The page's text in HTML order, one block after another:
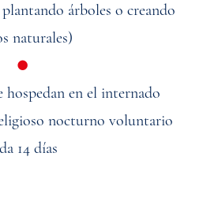
árboles o creando
naturales)
●
hospedan en el internado
nocturno voluntario
14 días